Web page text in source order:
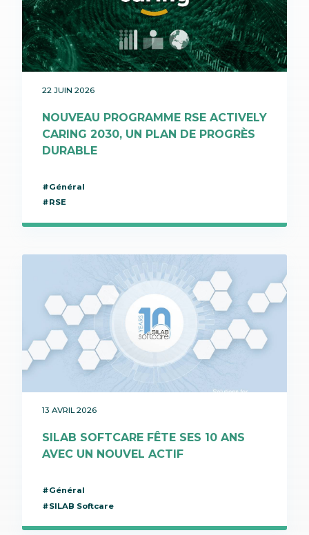
22 JUIN 2026
NOUVEAU PROGRAMME RSE ACTIVELY
CARING 2030, UN PLAN DE PROGRÈS
DURABLE
#Général
#RSE
13 AVRIL 2026
SILAB SOFTCARE FÊTE SES 10 ANS
AVEC UN NOUVEL ACTIF
#Général
#SILAB Softcare